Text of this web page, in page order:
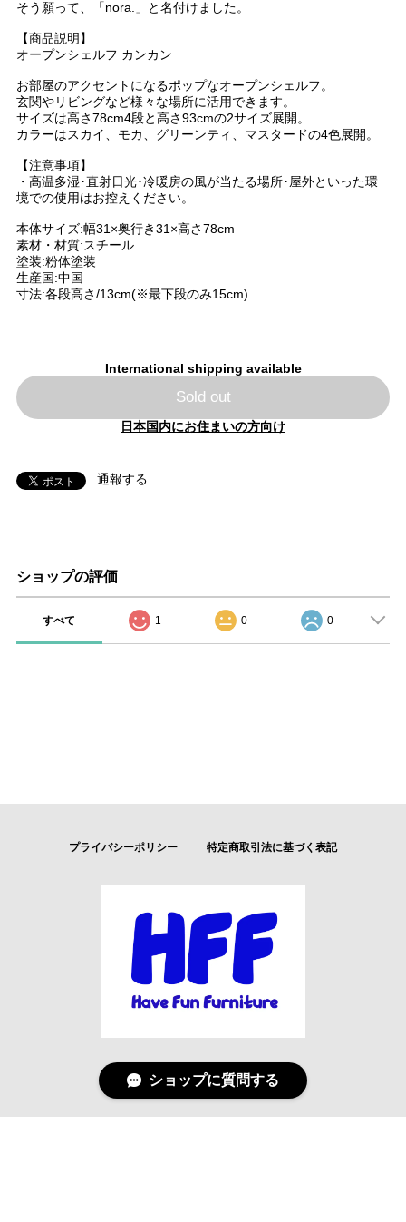
そう願って、「nora.」と名付けました。
【商品説明】
オープンシェルフ カンカン
お部屋のアクセントになるポップなオープンシェルフ。
玄関やリビングなど様々な場所に活用できます。
サイズは高さ78cm4段と高さ93cmの2サイズ展開。
カラーはスカイ、モカ、グリーンティ、マスタードの4色展開。
【注意事項】
・高温多湿･直射日光･冷暖房の風が当たる場所･屋外といった環
境での使用はお控えください。
本体サイズ:幅31×奥行き31×高さ78cm
素材・材質:スチール
塗装:粉体塗装
生産国:中国
寸法:各段高さ/13cm(※最下段のみ15cm)
International shipping available
Sold out
日本国内にお住まいの方向け
通報する
ショップの評価
すべて 1 0 0
プライバシーポリシー 特定商取引法に基づく表記
ショップに質問する